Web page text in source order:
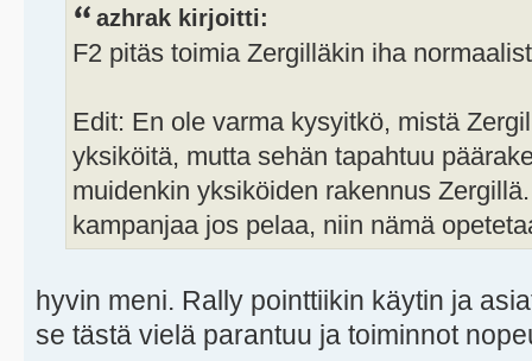
azhrak kirjoitti:
F2 pitäs toimia Zergilläkin iha
Edit: En ole varma kysyitkö, mistä
yksiköitä, mutta sehän tapahtuu
muidenkin yksiköiden rakennus
kampanjaa jos pelaa, niin nämä
hyvin meni. Rally pointtiikin käytin ja
se tästä vielä parantuu ja toiminnot